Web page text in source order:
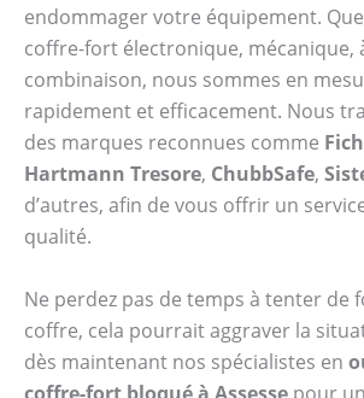
endommager votre équipement.
coffre-fort électronique, mécanique,
combinaison, nous sommes en
rapidement et efficacement. Nous
des marques reconnues comme
Hartmann Tresore, ChubbSafe,
d’autres, afin de vous offrir un
qualité.
Ne perdez pas de temps à tenter de
coffre, cela pourrait aggraver la
dès maintenant nos spécialistes en
coffre-fort bloqué à Assesse pour